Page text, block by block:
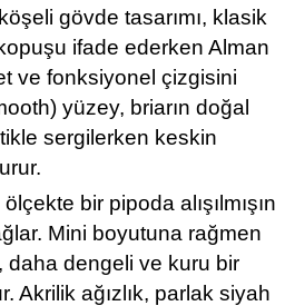
gövde tasarımı, klasik
ifade ederken Alman
ve fonksiyonel çizgisini
yüzey, briarın doğal
sergilerken keskin
bir pipoda alışılmışın
Mini boyutuna rağmen
daha dengeli ve kuru bir
Akrilik ağızlık, parlak siyah